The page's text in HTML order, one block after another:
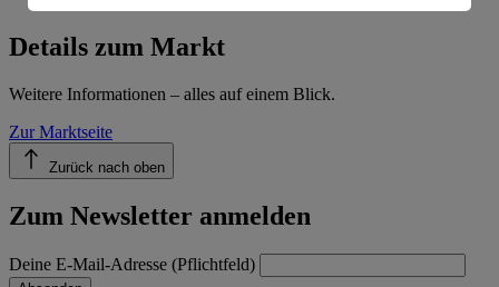
Details zum Markt
Weitere Informationen – alles auf einem Blick.
Zur Marktseite
Zurück nach oben
Zum Newsletter anmelden
Deine E-Mail-Adresse (Pflichtfeld)
Informationen zum Herausgeber der Seite findest du
im
Impressum